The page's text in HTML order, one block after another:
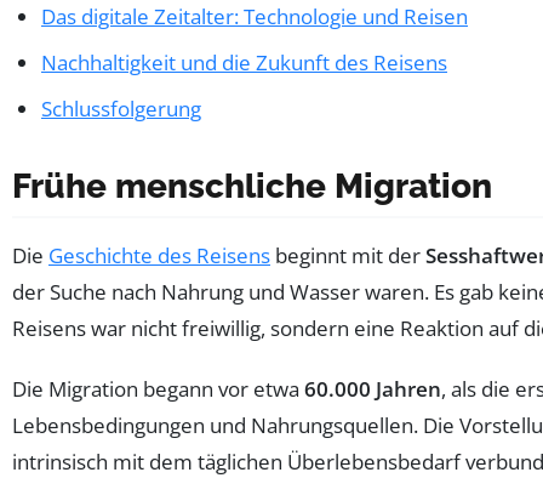
Das digitale Zeitalter: Technologie und Reisen
Nachhaltigkeit und die Zukunft des Reisens
Schlussfolgerung
Frühe menschliche Migration
Die Geschichte des Reisens beginnt mit der
der Suche nach Nahrung und Wasser waren. Es gab
Reisens war nicht freiwillig, sondern eine Reaktion auf
Die Migration begann vor etwa 60.000 Jahren, als die
Lebensbedingungen und Nahrungsquellen. Die
intrinsisch mit dem täglichen Überlebensbedarf